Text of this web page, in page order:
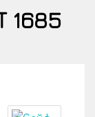
1685